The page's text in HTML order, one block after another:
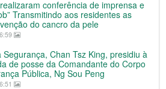
conferência de imprensa e
Transmitindo aos residentes as
do cancro da pele
Chan Tsz King, presidiu à
de posse da Comandante do Corpo
Pública, Ng Sou Peng